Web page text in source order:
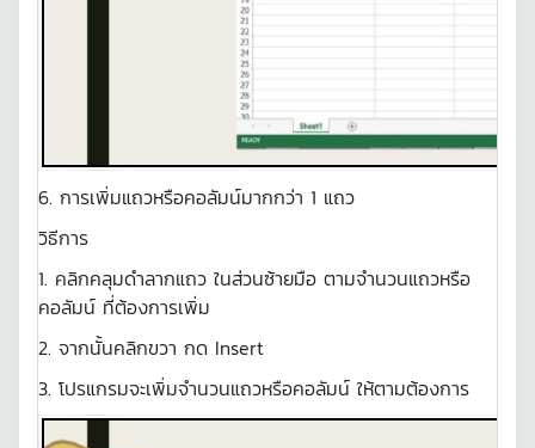
6. การเพิ่มแถวหรือคอลัมน์มากกว่า 1 แถว
วิธีการ
1. คลิกคลุมดำลากแถว ในส่วนซ้ายมือ ตามจำนวนแถวหรือ
คอลัมน์ ที่ต้องการเพิ่ม
2. จากนั้นคลิกขวา กด Insert
3. โปรแกรมจะเพิ่มจำนวนแถวหรือคอลัมน์ ให้ตามต้องการ